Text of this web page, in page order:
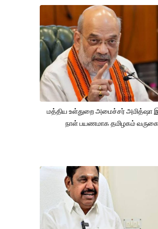
மத்திய உள்துறை அமைச்சர் அமித்ஷா
நாள் பயணமாக தமிழகம் வருகை